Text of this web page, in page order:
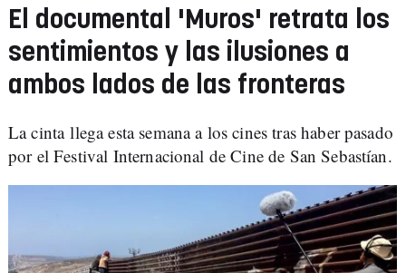
El documental 'Muros' retrata los
sentimientos y las ilusiones a
ambos lados de las fronteras
La cinta llega esta semana a los cines tras haber pasado
por el Festival Internacional de Cine de San Sebastían.